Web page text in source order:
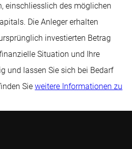
einschliesslich des möglichen
Die Anleger erhalten
investierten Betrag
Situation und Ihre
und lassen Sie sich bei Bedarf
Sie weitere Informationen zu